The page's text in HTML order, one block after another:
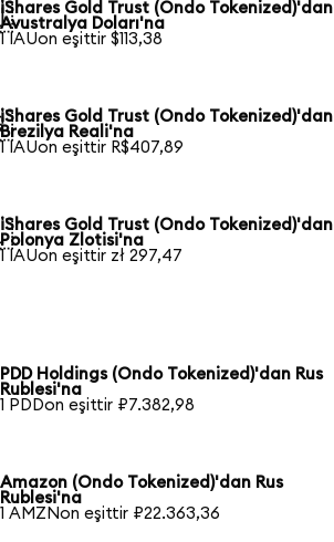
iShares Gold Trust (Ondo Tokenized)'dan
Avustralya Doları'na
1 IAUon eşittir $113,38
iShares Gold Trust (Ondo Tokenized)'dan
Brezilya Reali'na
1 IAUon eşittir R$407,89
iShares Gold Trust (Ondo Tokenized)'dan
Polonya Zlotisi'na
1 IAUon eşittir zł 297,47
PDD Holdings (Ondo Tokenized)'dan Rus
Rublesi'na
1 PDDon eşittir ₽7.382,98
Amazon (Ondo Tokenized)'dan Rus
Rublesi'na
1 AMZNon eşittir ₽22.363,36